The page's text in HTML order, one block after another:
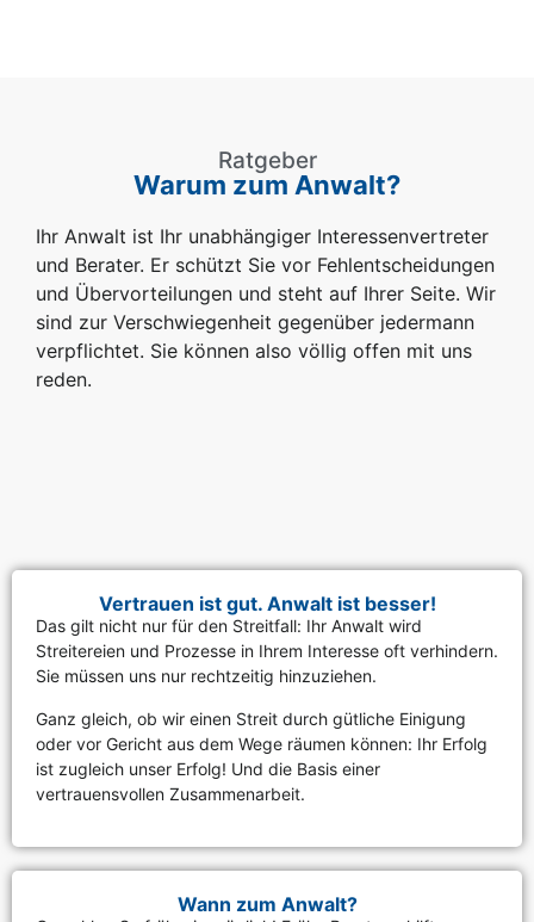
Ratgeber
Warum zum Anwalt?
Ihr Anwalt ist Ihr unabhängiger Interessenvertreter
und Berater. Er schützt Sie vor Fehlentscheidungen
und Übervorteilungen und steht auf Ihrer Seite. Wir
sind zur Verschwiegenheit gegenüber jedermann
verpflichtet. Sie können also völlig offen mit uns
reden.
Vertrauen ist gut. Anwalt ist besser!
Das gilt nicht nur für den Streitfall: Ihr Anwalt wird
Streitereien und Prozesse in Ihrem Interesse oft verhindern.
Sie müssen uns nur rechtzeitig hinzuziehen.
Ganz gleich, ob wir einen Streit durch gütliche Einigung
oder vor Gericht aus dem Wege räumen können: Ihr Erfolg
ist zugleich unser Erfolg! Und die Basis einer
vertrauensvollen Zusammenarbeit.
Wann zum Anwalt?